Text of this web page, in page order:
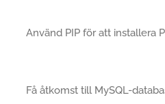
Använd PIP för att installera
Få åtkomst till MySQL-